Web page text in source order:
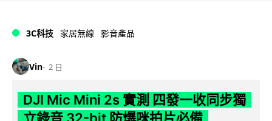
3C科技 家居無線 影音產品
Vin 2 日
DJI Mic Mini 2s 實測 四發一收同步獨